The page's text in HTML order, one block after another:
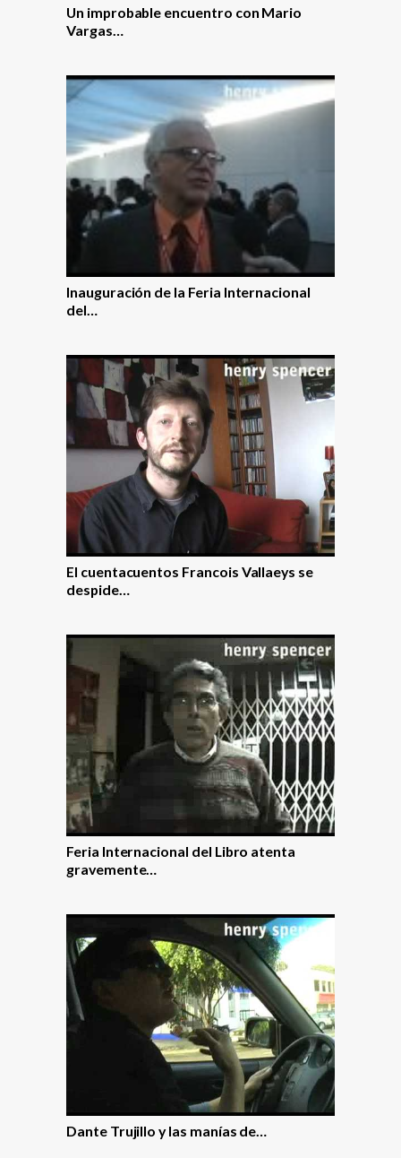
Un improbable encuentro con Mario
Vargas…
Inauguración de la Feria Internacional
del…
El cuentacuentos Francois Vallaeys se
despide…
Feria Internacional del Libro atenta
gravemente…
Dante Trujillo y las maní­as de…